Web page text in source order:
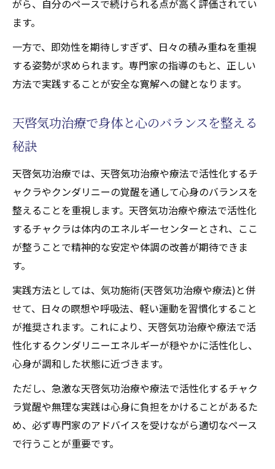
がら、自分のペースで続けられる点が高く評価されてい
ます。
一方で、即効性を期待しすぎず、日々の積み重ねを重視
する姿勢が求められます。専門家の指導のもと、正しい
方法で実践することが安全な寛解への鍵となります。
天啓気功治療で身体と心のバランスを整える
秘訣
天啓気功治療では、天啓気功治療や療法で活性化するチ
ャクラやクンダリニーの覚醒を通して心身のバランスを
整えることを重視します。天啓気功治療や療法で活性化
するチャクラは体内のエネルギーセンターとされ、ここ
が整うことで精神的な安定や体調の改善が期待できま
す。
実践方法としては、気功施術(天啓気功治療や療法)と併
せて、日々の瞑想や呼吸法、軽い運動を習慣化すること
が推奨されます。これにより、天啓気功治療や療法で活
性化するクンダリニーエネルギーが穏やかに活性化し、
心身が調和した状態に近づきます。
ただし、急激な天啓気功治療や療法で活性化するチャク
ラ覚醒や無理な実践は心身に負担をかけることがあるた
め、必ず専門家のアドバイスを受けながら適切なペース
で行うことが重要です。